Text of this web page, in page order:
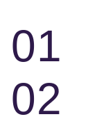
01
02